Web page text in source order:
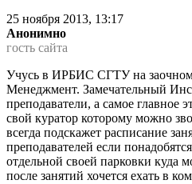
25 ноября 2013, 13:17
Анонимно
гость сайта
Учусь в ИРБИС СГТУ на заочном
Менеджмент. Замечательный
преподаватели, а самое главное
свой куратор которому можно
всегда подскажет расписание
преподавателей если
отдельной своей парковки куда
после занятий хочется ехать в